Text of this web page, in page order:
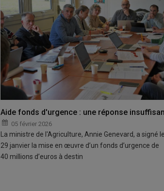
Aide fonds d'urgence : une réponse
05 février 2026
La ministre de l'Agriculture, Annie Genevard, a signé le
29 janvier la mise en œuvre d’un fonds d’urgence de
40 millions d’euros à destin